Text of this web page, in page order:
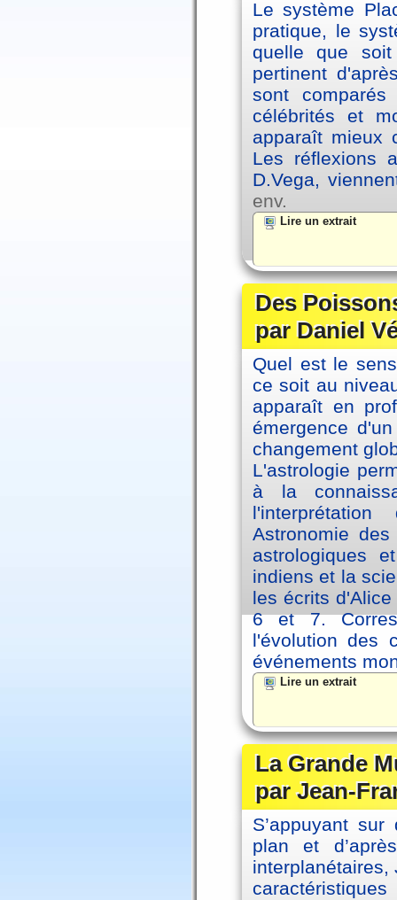
Le système
pratique, le
quelle que
pertinent
sont
célébrités et
apparaît mieux
Les réflexions
D.Vega,
env.
Lire un extrait
Des
par Daniel
Quel est le
ce soit au
apparaît en
émergence
changement
L'astrologie
à la
Astronomie
astrologiques
indiens et la
les écrits
6 et 7.
l'évolution des
événements
Lire un extrait
La Grande
par Jean-
S’appuyant
plan et
interplanétaires,